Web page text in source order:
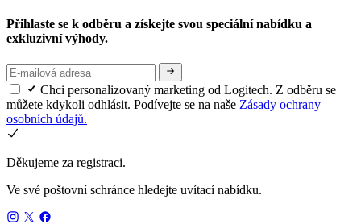
Přihlaste se k odběru a získejte svou speciální nabídku a
exkluzivní výhody.
Chci personalizovaný marketing od Logitech. Z odběru se
můžete kdykoli odhlásit. Podívejte se na naše Zásady ochrany
osobních údajů.
Děkujeme za registraci.
Ve své poštovní schránce hledejte uvítací nabídku.